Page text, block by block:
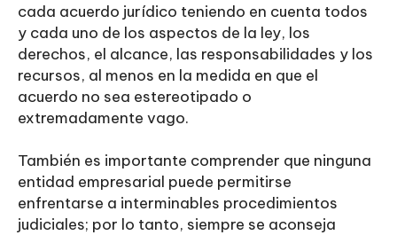
cada acuerdo jurídico teniendo en cuenta todos
y cada uno de los aspectos de la ley, los
derechos, el alcance, las responsabilidades y los
recursos, al menos en la medida en que el
acuerdo no sea estereotipado o
extremadamente vago.
También es importante comprender que ninguna
entidad empresarial puede permitirse
enfrentarse a interminables procedimientos
judiciales; por lo tanto, siempre se aconseja